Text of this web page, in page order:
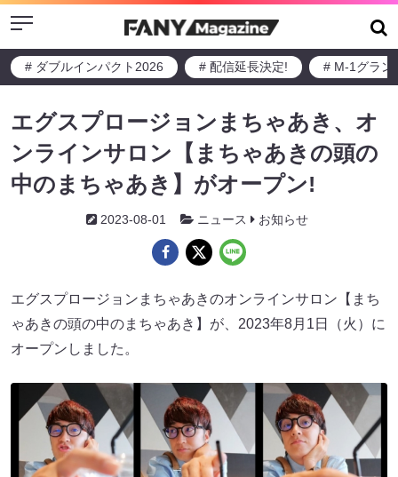
Menu
# ダブルインパクト2026 # 配信延長決定! # M-1グラン
エグスプロージョンまちゃあき、オ
ンラインサロン【まちゃあきの頭の
中のまちゃあき】がオープン!
2023-08-01 ニュース お知らせ
エグスプロージョンまちゃあきのオンラインサロン【まち
ゃあきの頭の中のまちゃあき】が、2023年8月1日（火）に
オープンしました。